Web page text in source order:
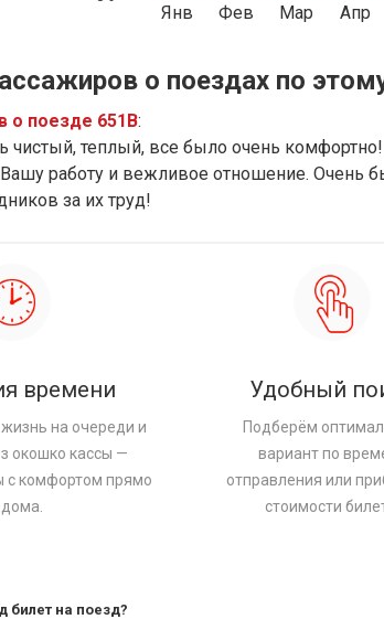
Янв Фев Мар Апр
о поездах по
о поезде 651В:
чистый, теплый, все было очень
работу и вежливое отношение. Очень
за их труд!
времени
на очереди и
окошко кассы —
с комфортом прямо
Удобный
Подберём
вариант по
отправления или
стоимости
билет на поезд?